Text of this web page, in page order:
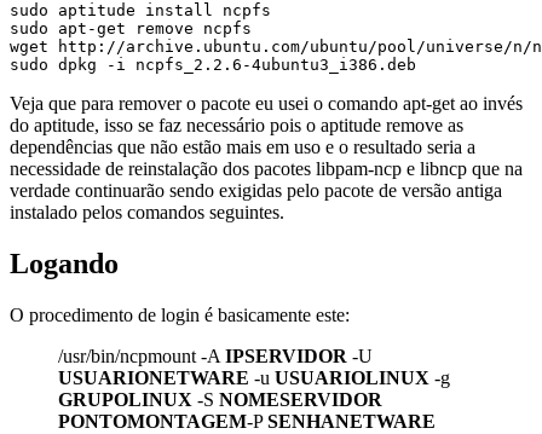
sudo aptitude install ncpfs
sudo apt-get remove ncpfs
wget http://archive.ubuntu.com/ubuntu/pool/universe/n/
sudo dpkg -i ncpfs_2.2.6-4ubuntu3_i386.deb
Veja que para remover o pacote eu usei o comando apt-get ao invés
do aptitude, isso se faz necessário pois o aptitude remove as
dependências que não estão mais em uso e o resultado seria a
necessidade de reinstalação dos pacotes libpam-ncp e libncp que na
verdade continuarão sendo exigidas pelo pacote de versão antiga
instalado pelos comandos seguintes.
Logando
O procedimento de login é basicamente este:
/usr/bin/ncpmount -A IPSERVIDOR -U
USUARIONETWARE -u USUARIOLINUX -g
GRUPOLINUX -S NOMESERVIDOR
PONTOMONTAGEM-PSENHANETWARE